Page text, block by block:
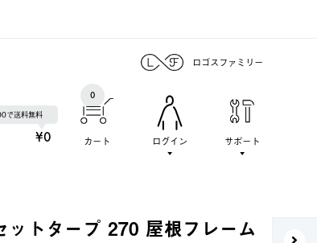
ロゴスファミリー
で送料無料
¥0 カート
0
ログイン サポート
ットタープ 270 屋根フレーム